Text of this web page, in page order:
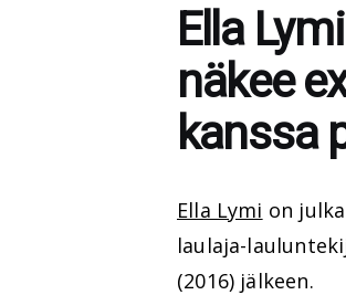
Ella
näkee
kanssa
Ella Lymi on
laulaja-
(2016) jälkeen.